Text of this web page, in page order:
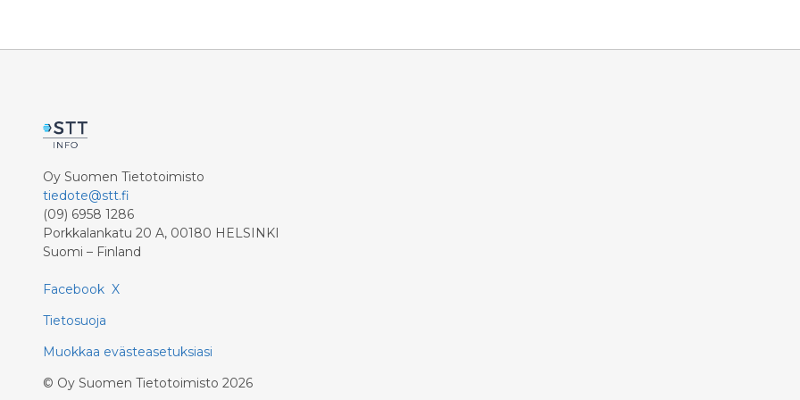
Oy Suomen Tietotoimisto
tiedote@stt.fi
(09) 6958 1286
Porkkalankatu 20 A, 00180 HELSINKI
Suomi – Finland
Facebook X
Tietosuoja
Muokkaa evästeasetuksiasi
© Oy Suomen Tietotoimisto 2026